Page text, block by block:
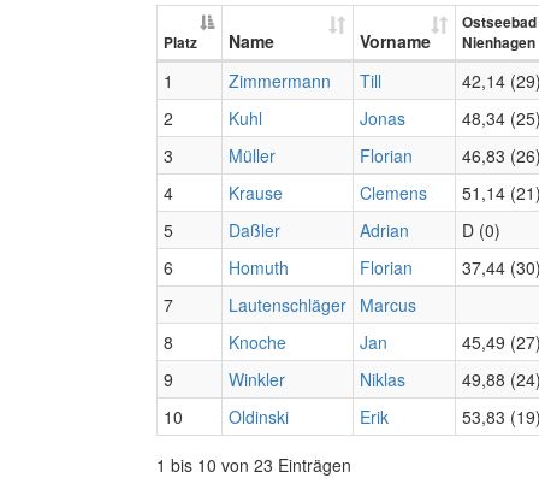
Platz Name Vorname
Ostseebad
Nienhagen
1 Zimmermann Till
42,14
2
Kuhl Jonas
48,34
3
Müller Florian
46,83
4
Krause Clemens
51,14
5
Daßler Adrian
D (0)
6
Homuth Florian
37,44
7
Lautenschläger Marcus
8
Knoche Jan
45,49
9
Winkler Niklas
49,88
10
Oldinski Erik
53,83
1 bis 10 von 23 Einträgen